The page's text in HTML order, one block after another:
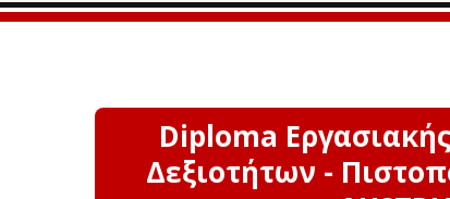
Diploma
Δεξιοτήτων -